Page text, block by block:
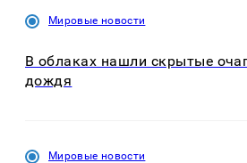
Мировые новости
В облаках нашли скрытые
дождя
Мировые новости